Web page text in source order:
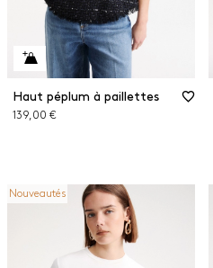
Haut péplum à paillettes
139,00 €
Nouveautés